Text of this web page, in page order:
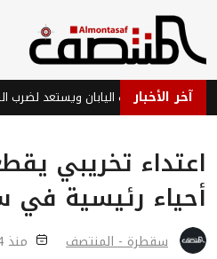
آخر الأخبار
دولفين يضرب اليابان ويستعد لضرب
اعتداء تخريبي
أحياء رئيسية
سقطرة - المنتصف منذ 4 أشهر